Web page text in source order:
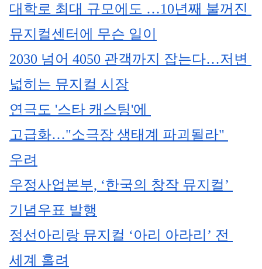
대학로 최대 규모에도 …10년째 불꺼진
뮤지컬센터에 무슨 일이
2030 넘어 4050 관객까지 잡는다…저변
넓히는 뮤지컬 시장
연극도 '스타 캐스팅'에
고급화…"소극장 생태계 파괴될라"
우려
우정사업본부, ‘한국의 창작 뮤지컬’
기념우표 발행
정선아리랑 뮤지컬 ‘아리 아라리’ 전
세계 홀려